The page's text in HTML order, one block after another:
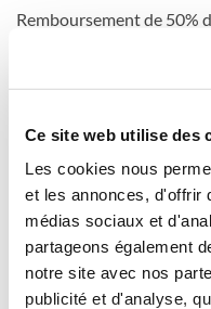
Ce site web utilise des
Les cookies nous
et les annonces, d'offrir
médias sociaux et
partageons également
notre site avec nos
publicité et d'analyse,
Remboursement de 50%
Congés exceptionnels
Journées de congés
ans et des 30 ans
Mobilité verte (10€/mois)
Remboursement de 50%
publics
Action logement